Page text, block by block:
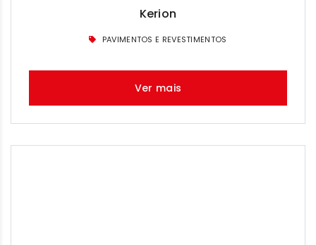
Kerion
PAVIMENTOS E REVESTIMENTOS
Ver mais